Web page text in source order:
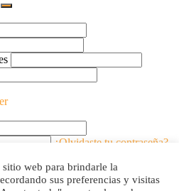
web para brindarle la
sus preferencias y visitas
¿Olvidaste tu contraseña?